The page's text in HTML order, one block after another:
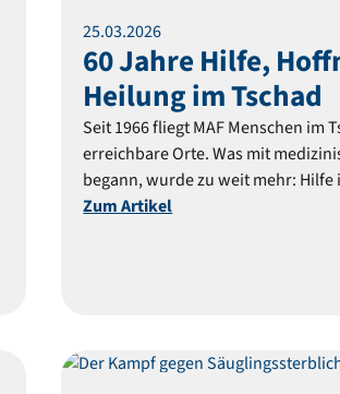
25.03.2026
60 Jahre Hilfe,
Heilung im Tschad
Seit 1966 fliegt MAF Menschen im
erreichbare Orte. Was mit
begann, wurde zu weit mehr:
Schutz der Lebensgrundlagen,
Zum Artikel